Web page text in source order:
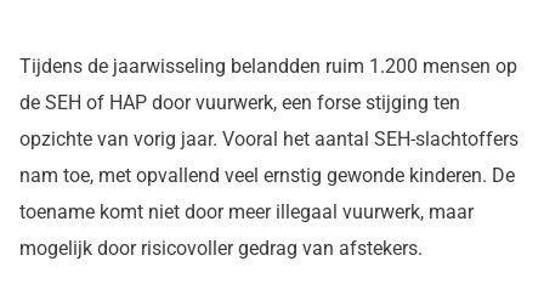
Tijdens de jaarwisseling belandden ruim 1.200 mensen op
de SEH of HAP door vuurwerk, een forse stijging ten
opzichte van vorig jaar. Vooral het aantal SEH-slachtoffers
nam toe, met opvallend veel ernstig gewonde kinderen. De
toename komt niet door meer illegaal vuurwerk, maar
mogelijk door risicovoller gedrag van afstekers.